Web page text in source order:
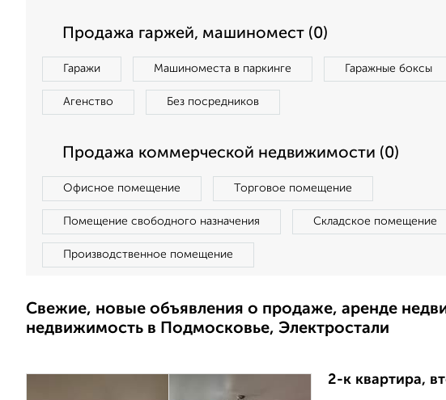
Продажа гаржей, машиномест (0)
Гаражи Машиноместа в паркинге Гаражные боксы
Агенство Без посредников
Продажа коммерческой недвижимости (0)
Офисное помещение Торговое помещение
Помещение свободного назначения Складское помещение
Производственное помещение
Свежие, новые объявления о продаже, аренде
недвижимость в Подмосковье, Электростали
2-к квартира,